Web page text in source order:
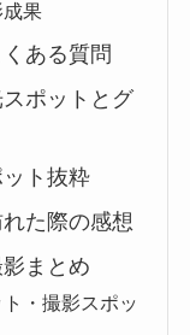
果
ある質問
ポットとグ
ト抜粋
た際の感想
まとめ
・撮影スポッ